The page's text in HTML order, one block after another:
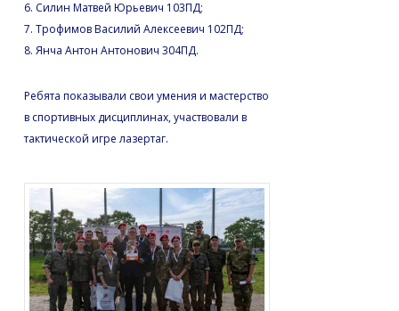
6. Силин Матвей Юрьевич 103ПД;
7. Трофимов Василий Алексеевич 102ПД;
8. Янча Антон Антонович 304ПД.
Ребята показывали свои умения и мастерство
в спортивных дисциплинах, участвовали в
тактической игре лазертаг.